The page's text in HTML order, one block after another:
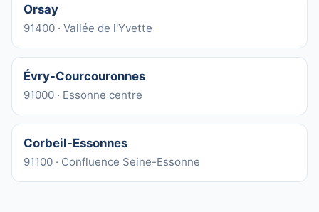
Orsay
91400 · Vallée de l'Yvette
Évry-Courcouronnes
91000 · Essonne centre
Corbeil-Essonnes
91100 · Confluence Seine-Essonne